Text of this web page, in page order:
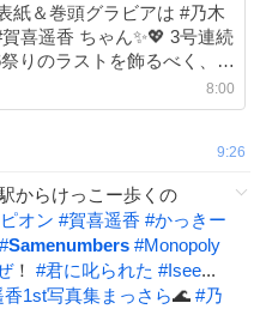
紙＆巻頭グラビアは #乃木
遥香 ちゃん✨💖 3号連続
りのラストを飾るべく、#
が5年ぶりに週チャン表紙に
コメント動画を公開🎥
8:00
9:26
からけっこー歩くの
オン #賀喜遥香 #かっきー
#Samenumbers #Monopoly
！ #君に叱られた #Isee...
1st写真集まっさら🌊 #乃